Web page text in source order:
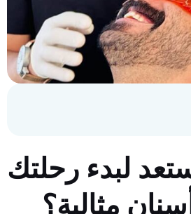
لبدء رحلتك
مثالية؟